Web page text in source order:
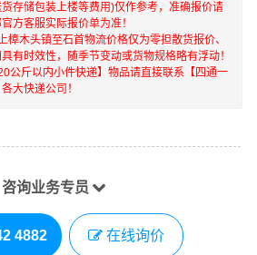
存储包装上楼等费用)仅作参考，准确报价请
方客服实际报价单为准！
樟木头镇至石首物流价格仅为零担散货报价、
有时效性，随季节变动或货物规格略有浮动！
公斤以内小件快递】物品请直接联系【四通一
大快递公司！
咨询业务专员
4882 在线询价